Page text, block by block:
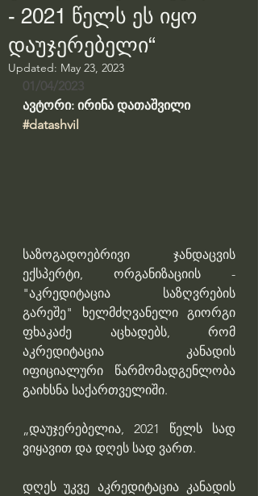
- 2021 წელს ეს იყო
დაუჯერებელი“
Updated: May 23, 2023
01/04/2023
ავტორი: ირინა დათაშვილი
#datashvil
საზოგადოებრივი ჯანდაცვის
ექსპერტი, ორგანიზაციის -
"აკრედიტაცია საზღვრების
გარეშე" ხელმძღვანელი გიორგი
ფხაკაძე აცხადებს, რომ
აკრედიტაცია კანადის
იფიციალური წარმომადგენლობა
გაიხსნა საქართველიში.
„დაუჯერებელია, 2021 წელს სად
ვიყავით და დღეს სად ვართ.
დღეს უკვე აკრედიტაცია კანადის